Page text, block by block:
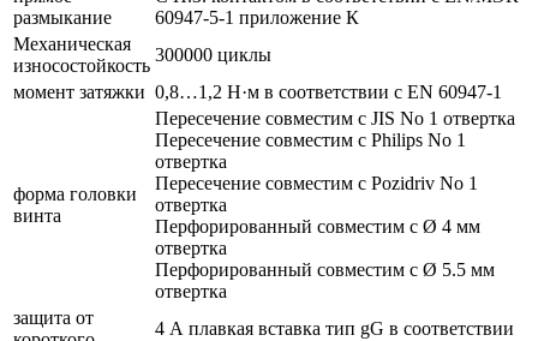
размыкание
60947-5-1 приложение К
Механическая
износостойкость
300000 циклы
момент затяжки 0,8…1,2 Н·м в соответствии с EN 60947-1
форма головки
винта
Пересечение совместим с JIS No 1 отвертка
Пересечение совместим с Philips No 1
отвертка
Пересечение совместим с Pozidriv No 1
отвертка
Перфорированный совместим с Ø 4 мм
отвертка
Перфорированный совместим с Ø 5.5 мм
отвертка
защита от
4 А плавкая вставка тип gG в соответствии